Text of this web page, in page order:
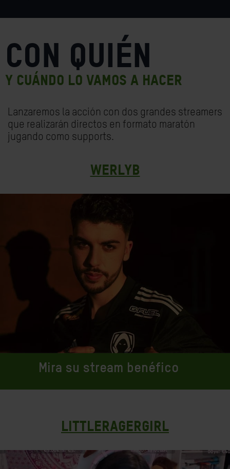
CON QUIÉN
Y CUÁNDO LO VAMOS A HACER
Lanzaremos la acción con dos grandes streamers
que realizarán directos en formato maratón
jugando como supports.
WERLYB
Mira su stream benéfico
Littleragergirl